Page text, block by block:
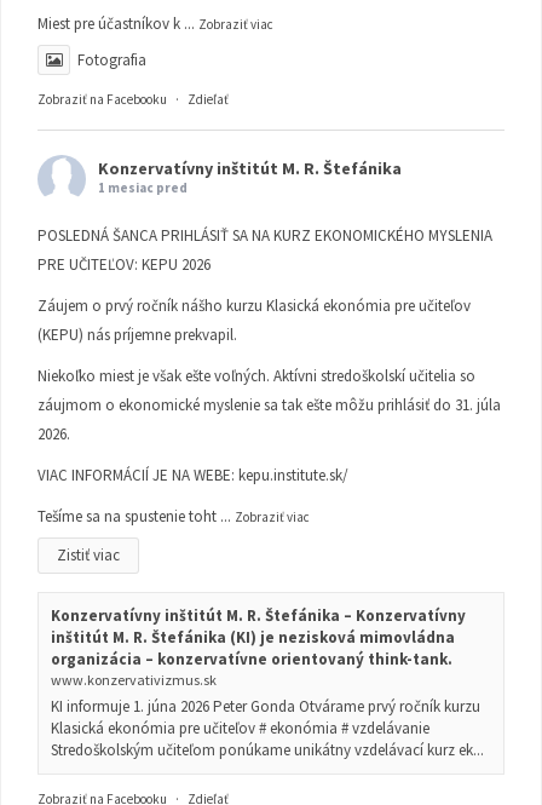
Miest pre účastníkov k ... Zobraziť viac
Fotografia
Zobraziť na Facebooku · Zdieľať
Konzervatívny inštitút M. R. Štefánika
1 mesiac pred
POSLEDNÁ ŠANCA PRIHLÁSIŤ SA NA KURZ EKONOMICKÉHO MYSLENIA
PRE UČITEĽOV: KEPU 2026
Záujem o prvý ročník nášho kurzu Klasická ekonómia pre učiteľov
(KEPU) nás príjemne prekvapil.
Niekoľko miest je však ešte voľných. Aktívni stredoškolskí učitelia so
záujmom o ekonomické myslenie sa tak ešte môžu prihlásiť do 31. júla
2026.
VIAC INFORMÁCIÍ JE NA WEBE: kepu.institute.sk/
Tešíme sa na spustenie toht ... Zobraziť viac
Zistiť viac
Konzervatívny inštitút M. R. Štefánika – Konzervatívny
inštitút M. R. Štefánika (KI) je nezisková mimovládna
organizácia – konzervatívne orientovaný think-tank.
www.konzervativizmus.sk
KI informuje 1. júna 2026 Peter Gonda Otvárame prvý ročník kurzu
Klasická ekonómia pre učiteľov # ekonómia # vzdelávanie
Stredoškolským učiteľom ponúkame unikátny vzdelávací kurz ek...
Zobraziť na Facebooku · Zdieľať